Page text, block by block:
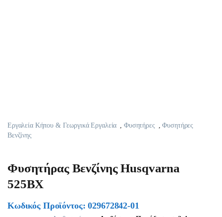
Εργαλεία Κήπου & Γεωργικά Εργαλεία Φυσητήρες ,Φυσητήρες
Βενζίνης
Φυσητήρας Βενζίνης Husqvarna
525ΒX
Κωδικός Προϊόντος: 029672842-01